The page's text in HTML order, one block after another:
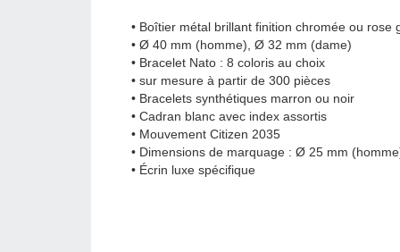
• Boîtier métal brillant finition chromée ou rose
• Ø 40 mm (homme), Ø 32 mm (dame)
• Bracelet Nato : 8 coloris au choix
• sur mesure à partir de 300 pièces
• Bracelets synthétiques marron ou noir
• Cadran blanc avec index assortis
• Mouvement Citizen 2035
• Dimensions de marquage : Ø 25 mm
• Écrin luxe spécifique